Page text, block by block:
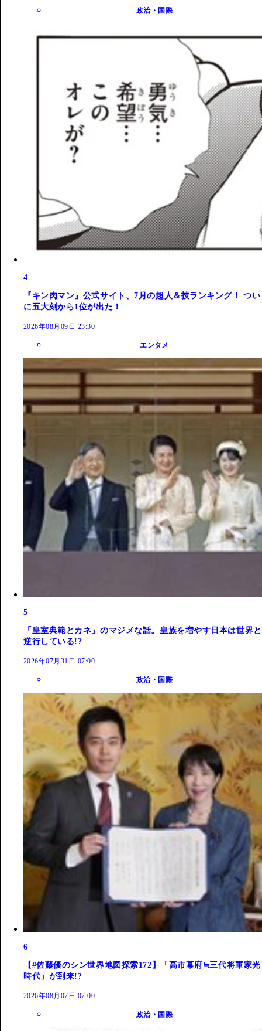
政治・国際
4
『キン肉マン』公式サイト、7月の超人＆技ランキング！ つい
に五大刻から1位が出た！
2026年08月09日 23:30
エンタメ
5
「皇室典範とカネ」のマジメな話。皇族を増やす日本は世界と
逆行している!?
2026年07月31日 07:00
政治・国際
6
【#佐藤優のシン世界地図探索172】「高市幕府≒三代将軍家光
時代」が到来!?
2026年08月07日 07:00
政治・国際